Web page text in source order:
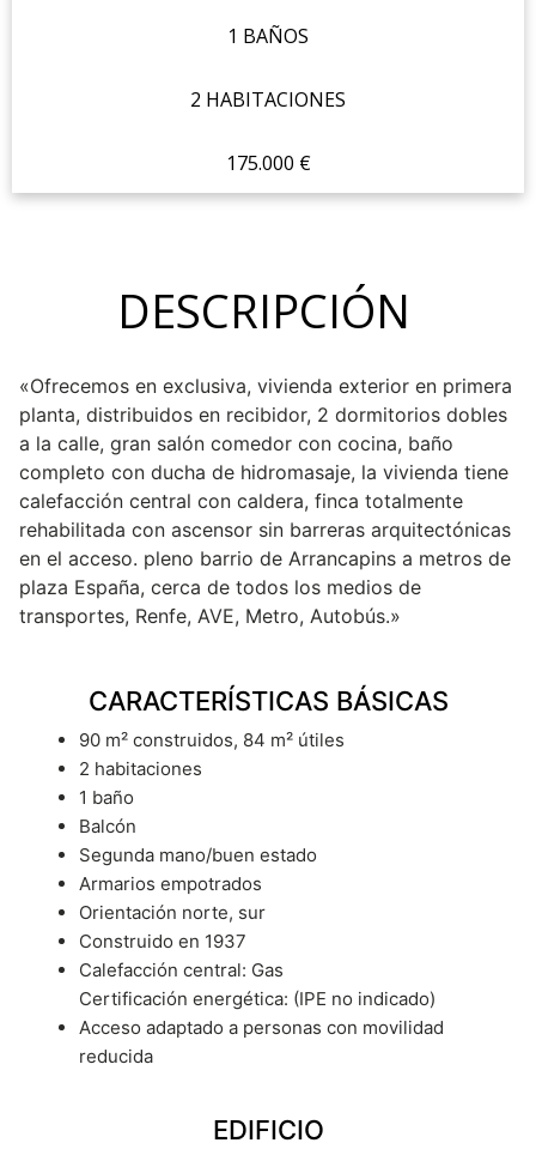
1 BAÑOS
2 HABITACIONES
175.000 €
DESCRIPCIÓN
«Ofrecemos en exclusiva, vivienda exterior en primera
planta, distribuidos en recibidor, 2 dormitorios dobles
a la calle, gran salón comedor con cocina, baño
completo con ducha de hidromasaje, la vivienda tiene
calefacción central con caldera, finca totalmente
rehabilitada con ascensor sin barreras arquitectónicas
en el acceso. pleno barrio de Arrancapins a metros de
plaza España, cerca de todos los medios de
transportes, Renfe, AVE, Metro, Autobús.»
CARACTERÍSTICAS BÁSICAS
90 m² construidos, 84 m² útiles
2 habitaciones
1 baño
Balcón
Segunda mano/buen estado
Armarios empotrados
Orientación norte, sur
Construido en 1937
Calefacción central: Gas
Certificación energética: (IPE no indicado)
Acceso adaptado a personas con movilidad
reducida
EDIFICIO